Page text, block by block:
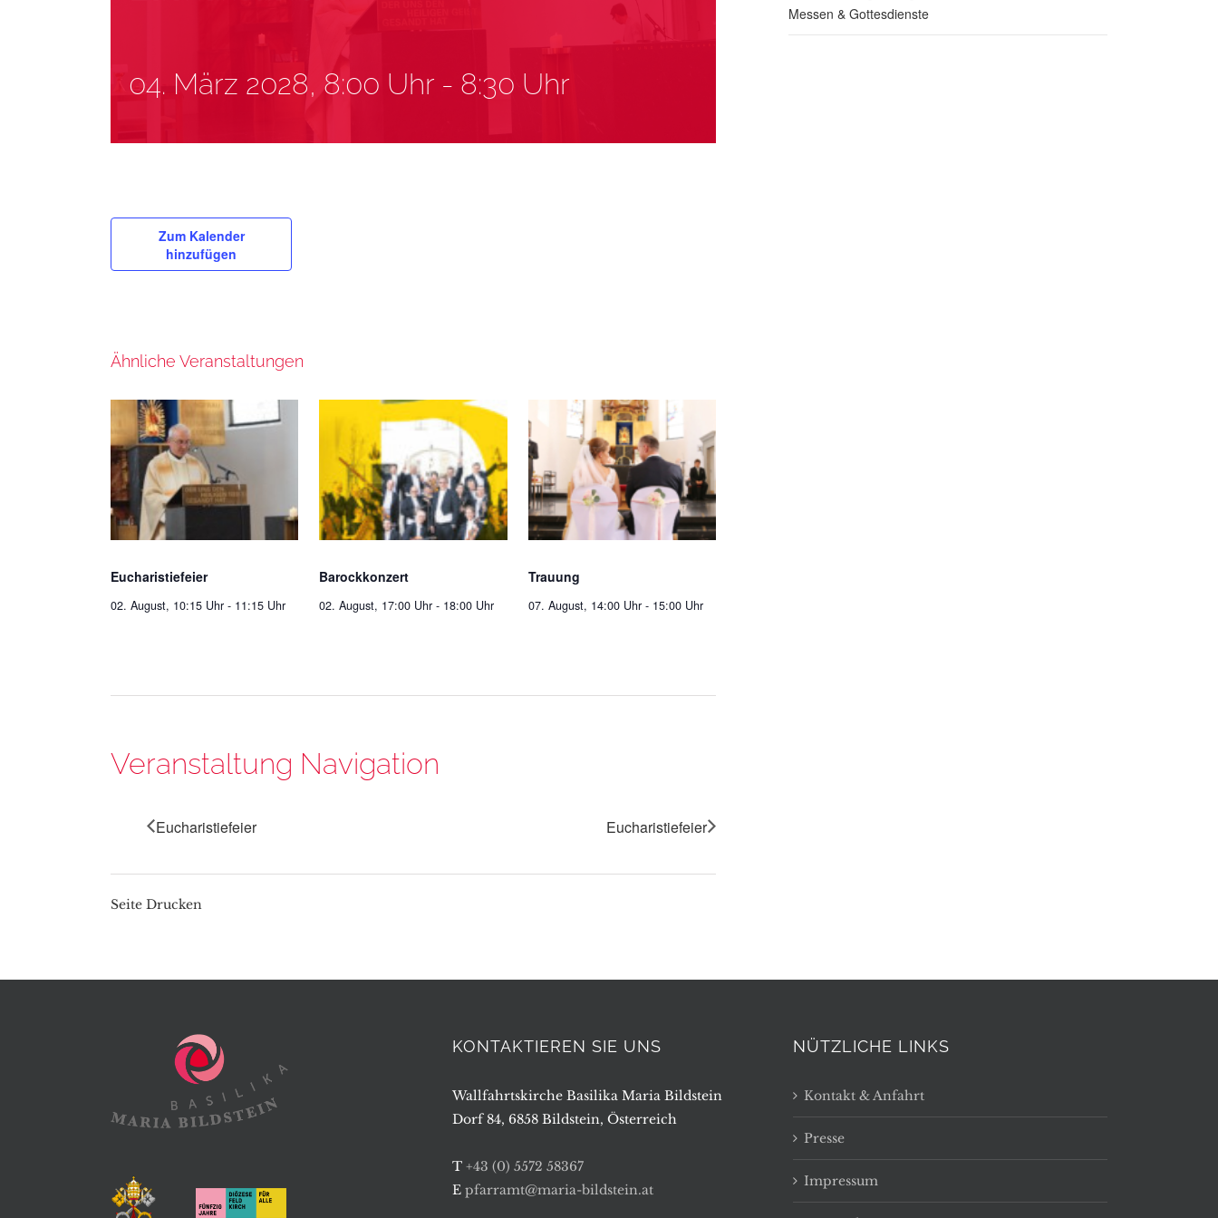
04. März 2028, 8:00 Uhr - 8:30 Uhr
Zum Kalender
hinzufügen
Ähnliche Veranstaltungen
Eucharistiefeier
02. August, 10:15 Uhr - 11:15 Uhr
Barockkonzert
02. August, 17:00 Uhr - 18:00 Uhr
Trauung
07. August, 14:00 Uhr - 15:00 Uhr
Veranstaltung Navigation
Eucharistiefeier Eucharistiefeier
Seite Drucken
Messen & Gottesdienste
KONTAKTIEREN SIE UNS
Wallfahrtskirche Basilika Maria Bildstein
Dorf 84, 6858 Bildstein, Österreich
T +43 (0) 5572 58367
E pfarramt@maria-bildstein.at
NÜTZLICHE LINKS
Kontakt & Anfahrt
Presse
Impressum